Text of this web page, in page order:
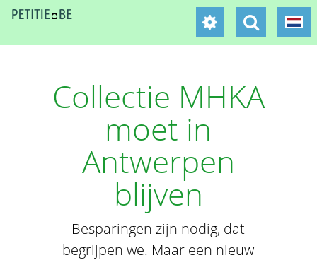
Collectie MHKA
moet in
Antwerpen
blijven
Besparingen zijn nodig, dat
begrijpen we. Maar een nieuw